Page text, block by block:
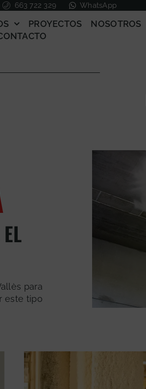
663 722 329 WhatsApp
PROYECTOS NOSOTROS
para
este tipo